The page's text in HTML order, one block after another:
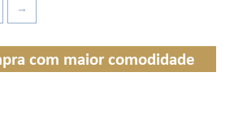
→
com maior comodidade